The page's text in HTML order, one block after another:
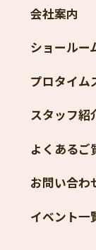
会社案内
ショールー
プロタイム
スタッフ紹
よくあるご
お問い合わ
イベント一